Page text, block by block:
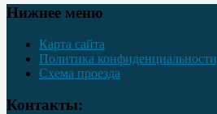
Нижнее меню
Карта сайта
Политика конфиденциальности
Схема проезда
Контакты: